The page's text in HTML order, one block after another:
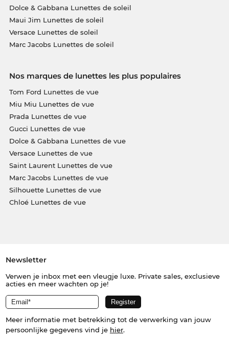
Dolce & Gabbana Lunettes de soleil
Maui Jim Lunettes de soleil
Versace Lunettes de soleil
Marc Jacobs Lunettes de soleil
Nos marques de lunettes les plus populaires
Tom Ford Lunettes de vue
Miu Miu Lunettes de vue
Prada Lunettes de vue
Gucci Lunettes de vue
Dolce & Gabbana Lunettes de vue
Versace Lunettes de vue
Saint Laurent Lunettes de vue
Marc Jacobs Lunettes de vue
Silhouette Lunettes de vue
Chloé Lunettes de vue
Newsletter
Verwen je inbox met een vleugje luxe. Private sales, exclusieve
acties en meer wachten op je!
Meer informatie met betrekking tot de verwerking van jouw
persoonlijke gegevens vind je hier.